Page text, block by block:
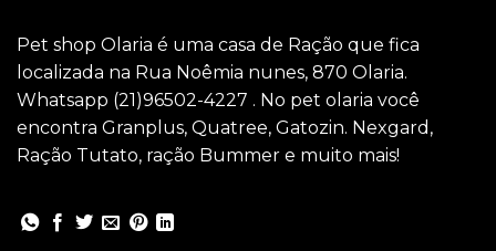
Pet shop Olaria é uma casa de Ração que fica
localizada na Rua Noêmia nunes, 870 Olaria.
Whatsapp (21)96502-4227 . No pet olaria você
encontra Granplus, Quatree, Gatozin. Nexgard,
Ração Tutato, ração Bummer e muito mais!